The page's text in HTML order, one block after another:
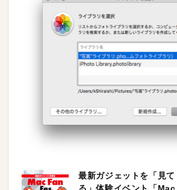
最新ガジェットを「見